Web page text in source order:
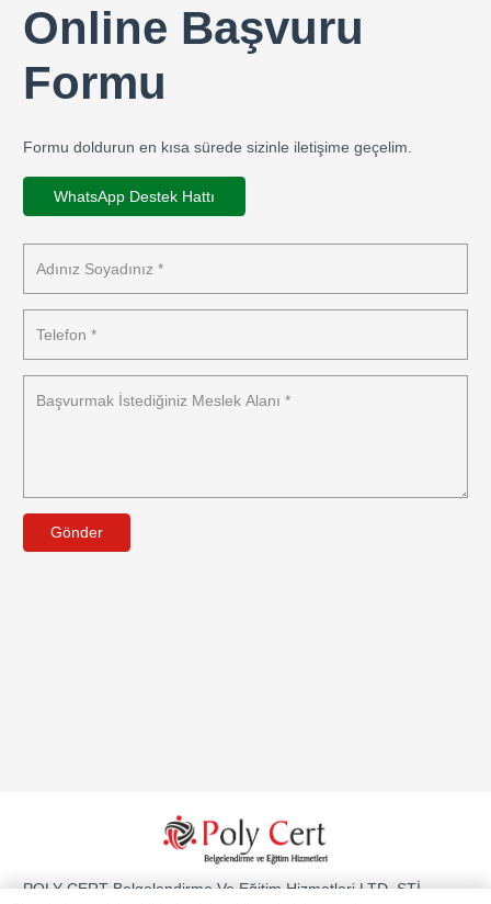
Online Başvuru
Formu
Formu doldurun en kısa sürede sizinle iletişime geçelim.
WhatsApp Destek Hattı
Gönder
POLY CERT Belgelendirme Ve Eğitim Hizmetleri LTD. ŞTİ.